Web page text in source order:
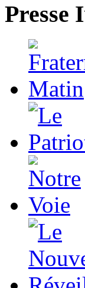
Presse